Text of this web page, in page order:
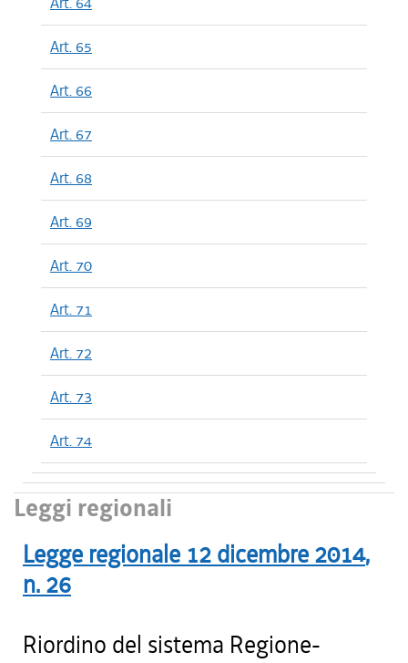
Art. 65
Art. 66
Art. 67
Art. 68
Art. 69
Art. 70
Art. 71
Art. 72
Art. 73
Art. 74
Leggi regionali
Legge regionale 12 dicembre 2014,
n. 26
Riordino del sistema Regione-